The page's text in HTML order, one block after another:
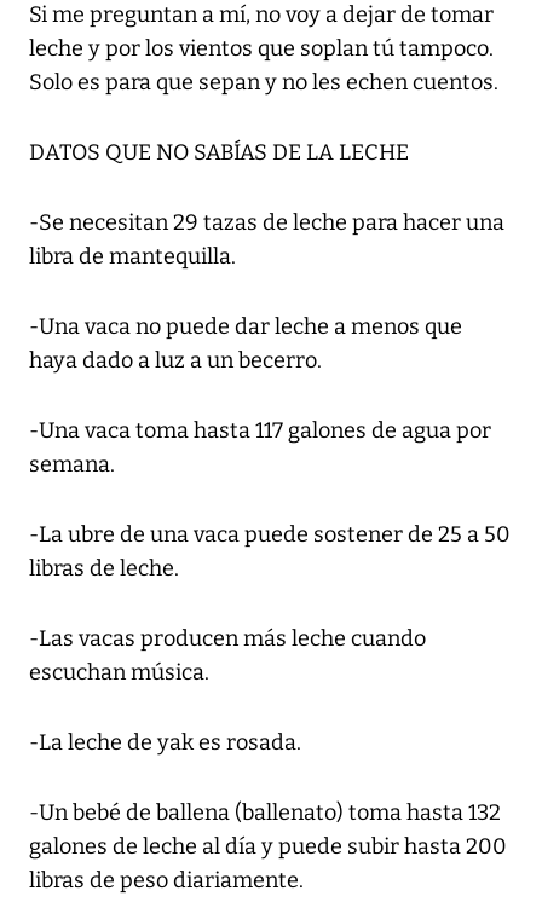
Si me preguntan a mí, no voy a dejar de tomar
leche y por los vientos que soplan tú tampoco.
Solo es para que sepan y no les echen cuentos.
DATOS QUE NO SABÍAS DE LA LECHE
-Se necesitan 29 tazas de leche para hacer una
libra de mantequilla.
-Una vaca no puede dar leche a menos que
haya dado a luz a un becerro.
-Una vaca toma hasta 117 galones de agua por
semana.
-La ubre de una vaca puede sostener de 25 a 50
libras de leche.
-Las vacas producen más leche cuando
escuchan música.
-La leche de yak es rosada.
-Un bebé de ballena (ballenato) toma hasta 132
galones de leche al día y puede subir hasta 200
libras de peso diariamente.